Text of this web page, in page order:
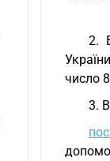
2.
число
3.